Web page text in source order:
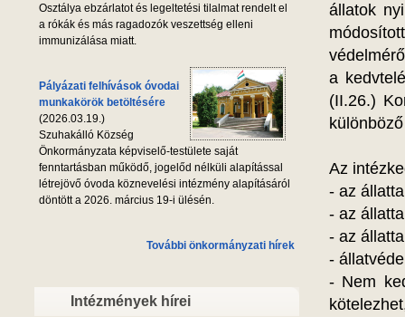
Osztálya ebzárlatot és legeltetési tilalmat rendelt el
a rókák és más ragadozók veszettség elleni
immunizálása miatt.
Pályázati felhívások óvodai
munkakörök betöltésére
(2026.03.19.)
Szuhakálló Község
Önkormányzata képviselő-testülete saját
fenntartásban működő, jogelőd nélküli alapítással
létrejövő óvoda köznevelési intézmény alapításáról
döntött a 2026. március 19-i ülésén.
További önkormányzati hírek
Intézmények hírei
állatok
a
(II.26.)
Az
- az
- az
- az
-
- Nem